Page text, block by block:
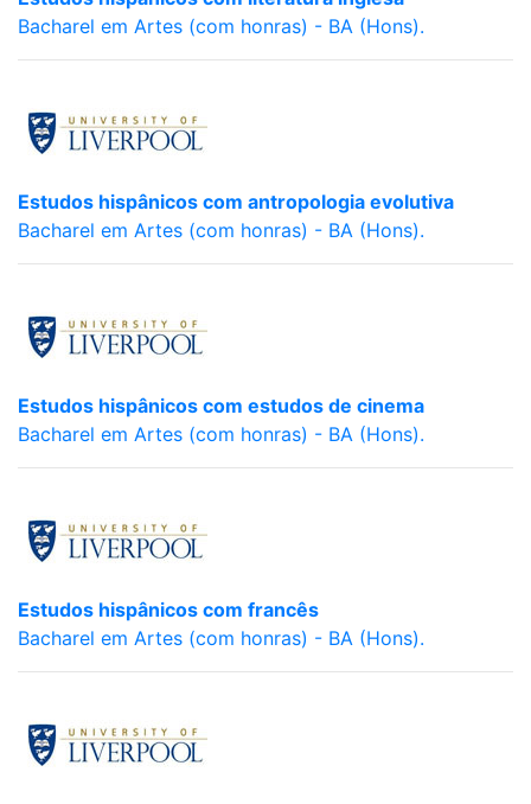
Bacharel em Artes (com honras) - BA (Hons).
Estudos hispânicos com antropologia evolutiva
Bacharel em Artes (com honras) - BA (Hons).
Estudos hispânicos com estudos de cinema
Bacharel em Artes (com honras) - BA (Hons).
Estudos hispânicos com francês
Bacharel em Artes (com honras) - BA (Hons).